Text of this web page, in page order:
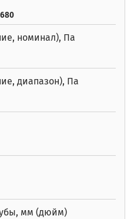
номинал), Па
диапазон), Па
мм (дюйм)